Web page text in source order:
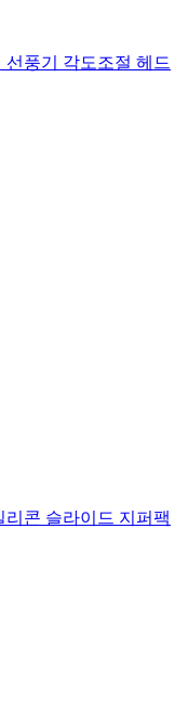
풍기 각도조절 헤드
콘 슬라이드 지퍼팩